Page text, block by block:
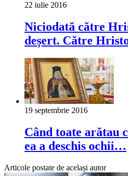
22 iulie 2016
Niciodată către
deșert. Către
19 septembrie 2016
Când toate arătau
ea a deschis ochii…
Articole postate de același autor